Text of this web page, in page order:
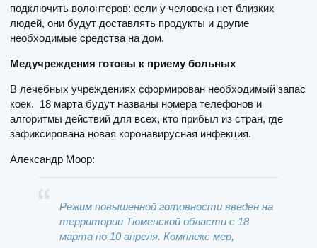
подключить волонтеров: если у человека нет близких
людей, они будут доставлять продукты и другие
необходимые средства на дом.
Медучреждения готовы к приему больных
В лечебных учреждениях сформирован необходимый запас
коек. 18 марта будут названы номера телефонов и
алгоритмы действий для всех, кто прибыл из стран, где
зафиксирована новая коронавирусная инфекция.
Александр Моор:
Режим повышенной готовности введен на
территории Тюменской области с 18
марта по 10 апреля. Комплекс мер,